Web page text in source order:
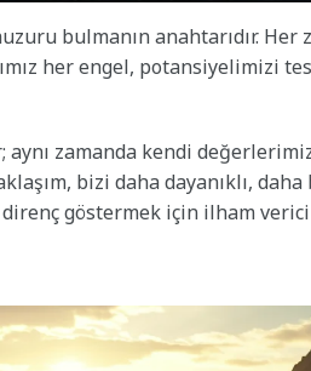
bulmanın anahtarıdır.
her engel, potansiyelimizi
zamanda kendi
bizi daha dayanıklı,
göstermek için ilham